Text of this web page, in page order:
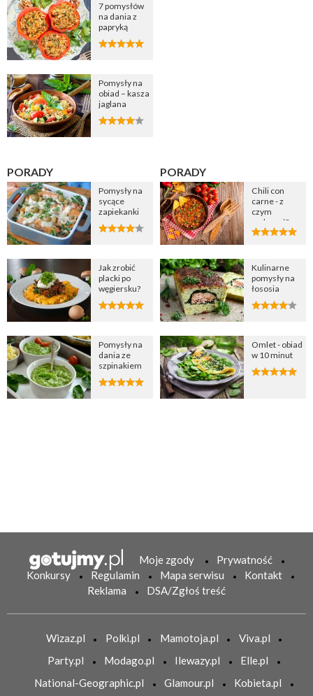
7 pomysłów
na dania z
papryką
Pomysły na
obiad – kasza
jaglana
PORADY
Pomysły na
sycące
zapiekanki
Jak zrobić
placki po
węgiersku?
Pomysły na
dania ze
szpinakiem
PORADY
Chili con
carne - z
czym
podawać?
Kulinarne
pomysły na
łososia
Omlet - obiad
w 10 minut
Moje zgody
Prywatność
Konkursy
Regulamin Mapa serwisu
Kontakt
Reklama
DSA/Zgłoś treść
Wizaz.pl Polki.pl Mamotoja.pl
Viva.pl
Party.pl
Modago.pl Ilewazy.pl
Elle.pl
National-Geographic.pl
Glamour.pl Kobieta.pl